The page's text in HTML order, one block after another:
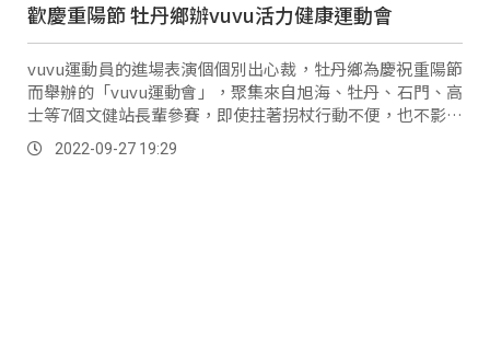
歡慶重陽節 牡丹鄉辦vuvu活力健康運動會
vuvu運動員的進場表演個個別出心裁，牡丹鄉為慶祝重陽節
而舉辦的「vuvu運動會」，聚集來自旭海、牡丹、石門、高
士等7個文健站長輩參賽，即使拄著拐杖行動不便，也不影響
他們參賽的決心。
2022-09-27 19:29